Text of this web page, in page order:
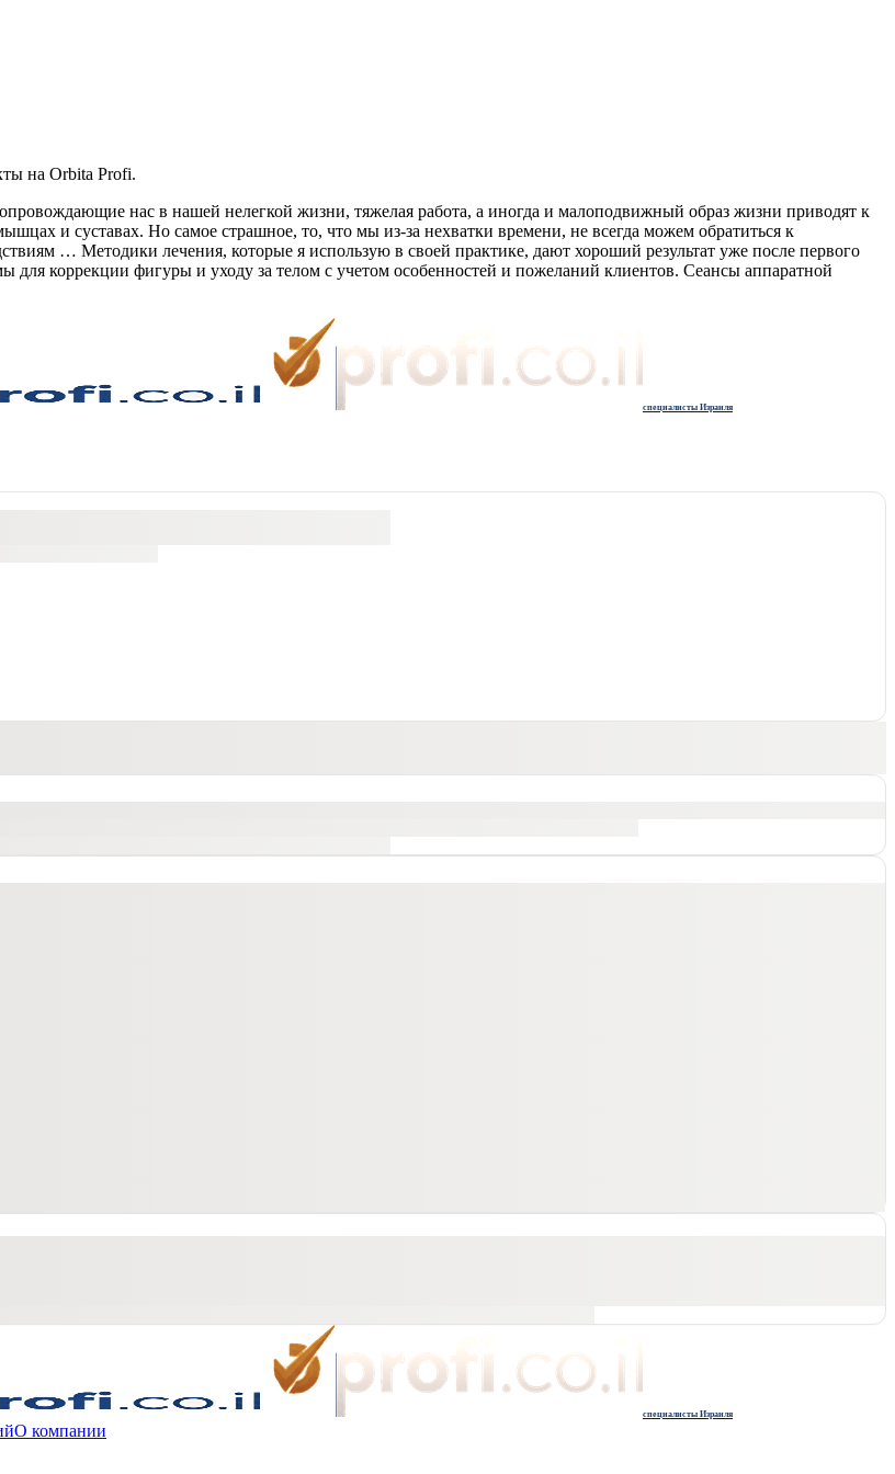
на Orbita Profi.
нас в нашей нелегкой жизни, тяжелая работа, а иногда и малоподвижный образ жизни приводят к
и суставах. Но самое страшное, то, что мы из-за нехватки времени, не всегда можем обратиться к
… Методики лечения, которые я использую в своей практике, дают хороший результат уже после первого
коррекции фигуры и уходу за телом с учетом особенностей и пожеланий клиентов. Сеансы аппаратной
специалисты Израиля
специалисты Израиля
О компании